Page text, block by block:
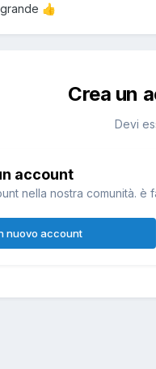
👍
Crea un
Devi
account
nella nostra comunità. è
nuovo account